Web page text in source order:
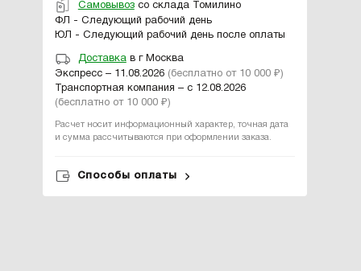
Самовывозсо склада Томилино
ФЛ - Следующий рабочий день
ЮЛ - Следующий рабочий день после оплаты
Доставкав г Москва
Экспресс – 11.08.2026 (бесплатно от 10 000 ₽)
Транспортная компания – с 12.08.2026
(бесплатно от 10 000 ₽)
Расчет носит информационный характер, точная дата
и сумма рассчитываются при оформлении заказа.
Способы оплаты